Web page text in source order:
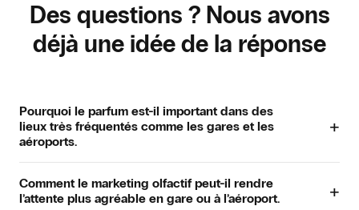
Des questions ? Nous avons
déjà une idée de la réponse
Pourquoi le parfum est-il important dans des
lieux très fréquentés comme les gares et les
aéroports.
+
perçoivent un espace. Dans des lieux très fréquentés, une
diffusion discrète apporte une atmosphère fraîche,
Comment le marketing olfactif peut-il rendre
l’attente plus agréable en gare ou à l’aéroport.
+